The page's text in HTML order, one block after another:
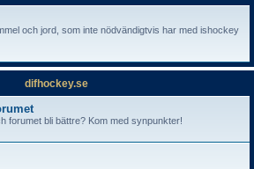
och jord, som inte nödvändigtvis har med ishockey
difhockey.se
forumet bli bättre? Kom med synpunkter!